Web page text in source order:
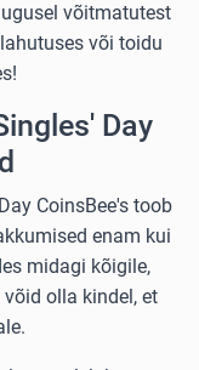
võitmatutest
või toidu
Day
CoinsBee's toob
enam kui
midagi kõigile,
olla kindel, et